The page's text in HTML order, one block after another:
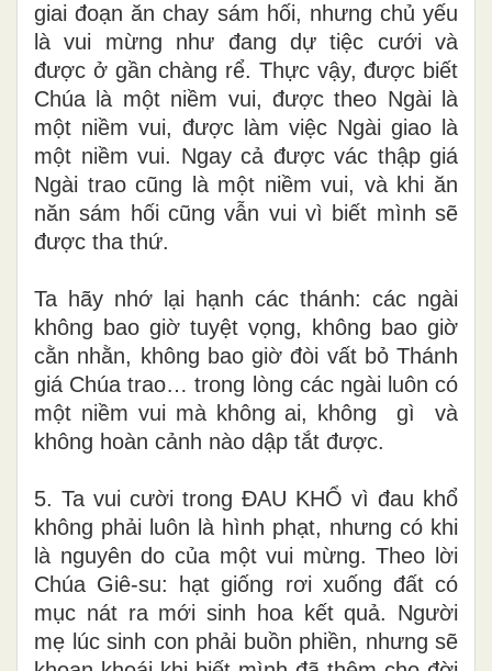
giai đoạn ăn chay sám hối, nhưng chủ yếu
là vui mừng như đang dự tiệc cưới và
được ở gần chàng rể. Thực vậy, được biết
Chúa là một niềm vui, được theo Ngài là
một niềm vui, được làm việc Ngài giao là
một niềm vui. Ngay cả được vác thập giá
Ngài trao cũng là một niềm vui, và khi ăn
năn sám hối cũng vẫn vui vì biết mình sẽ
được tha thứ.
Ta hãy nhớ lại hạnh các thánh: các ngài
không bao giờ tuyệt vọng, không bao giờ
cằn nhằn, không bao giờ đòi vất bỏ Thánh
giá Chúa trao… trong lòng các ngài luôn có
một niềm vui mà không ai, không gì và
không hoàn cảnh nào dập tắt được.
5. Ta vui cười trong ĐAU KHỔ vì đau khổ
không phải luôn là hình phạt, nhưng có khi
là nguyên do của một vui mừng. Theo lời
Chúa Giê-su: hạt giống rơi xuống đất có
mục nát ra mới sinh hoa kết quả. Người
mẹ lúc sinh con phải buồn phiền, nhưng sẽ